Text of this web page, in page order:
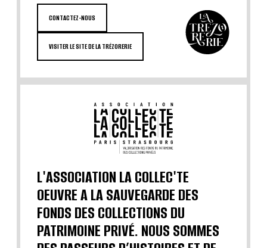
CONTACTEZ-NOUS
VISITER LE SITE DE LA TRÉZORERIE
L'ASSOCIATION LA COLLEC'TE
OEUVRE A LA SAUVEGARDE DES
FONDS DES COLLECTIONS DU
PATRIMOINE PRIVÉ. NOUS SOMMES